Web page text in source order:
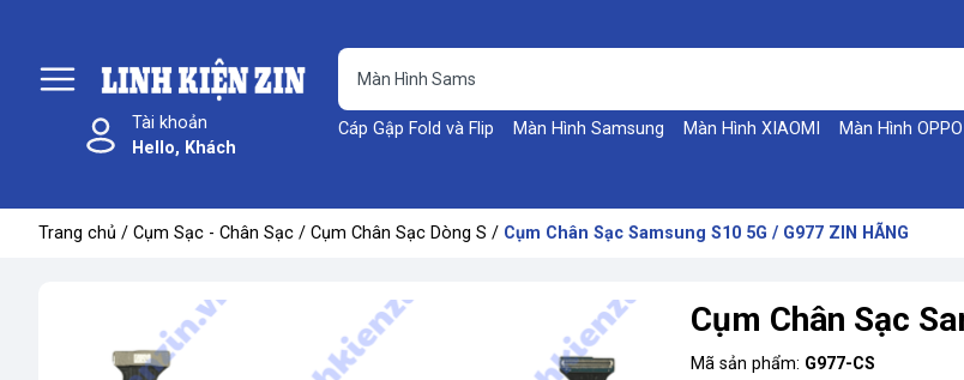
Cáp Gập Fold và Flip Màn Hình Samsung Màn Hình XIAOMI Màn Hình OPPO
Tài khoản
Hello, Khách
Trang chủ / Cụm Sạc - Chân Sạc / Cụm Chân Sạc Dòng S / Cụm Chân Sạc Samsung S10 5G / G977 ZIN HÃNG
Cụm Chân Sạc
Mã sản phẩm: G977-CS